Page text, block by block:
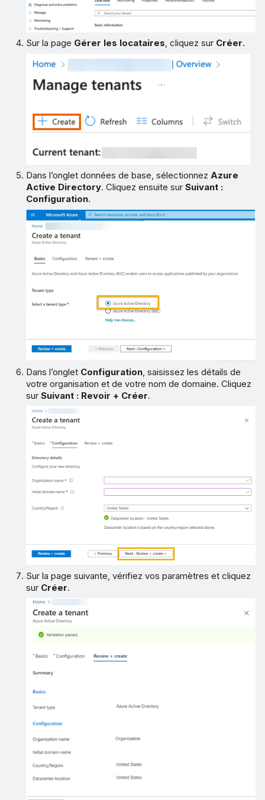
Sur la page Gérer les locataires, cliquez sur Créer.
Dans l’onglet données de base, sélectionnezAzure
Active Directory. Cliquez ensuite surSuivant :
Configuration.
Dans l’onglet Configuration , saisissez les détails de
votre organisation et de votre nom de domaine. Cliquez
surSuivant : Revoir + Créer.
Sur la page suivante, vérifiez vos paramètres et cliquez
sur Créer.